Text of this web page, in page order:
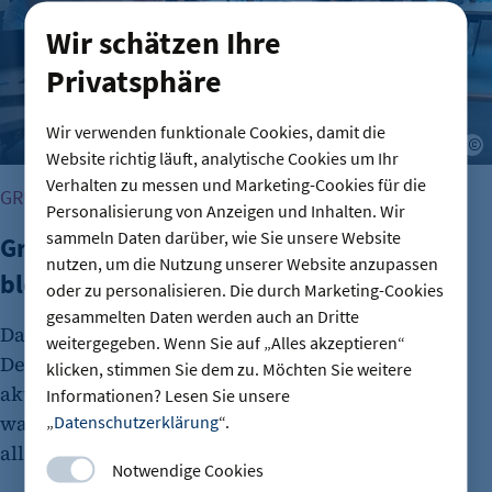
Wir schätzen Ihre
Privatsphäre
Wir verwenden funktionale Cookies, damit die
Website richtig läuft, analytische Cookies um Ihr
Verhalten zu messen und Marketing-Cookies für die
Personalisierung von Anzeigen und Inhalten. Wir
sammeln Daten darüber, wie Sie unsere Website
nutzen, um die Nutzung unserer Website anzupassen
oder zu personalisieren. Die durch Marketing-Cookies
gesammelten Daten werden auch an Dritte
weitergegeben. Wenn Sie auf „Alles akzeptieren“
klicken, stimmen Sie dem zu. Möchten Sie weitere
Informationen? Lesen Sie unsere
„Datenschutzerklärung“.
Notwendige Cookies
GRÜNDUNG
Gründungszahlen steigen, Bürokratie
bleibt größte Hürde
Das Interesse an Unternehmensgründungen in
Deutschland nimmt wieder zu. Dies zeigt der
aktuelle DIHK-Gründungsreport. Viele Menschen
wagen den Schritt in die Selbstständigkeit
allerdings aus wirtschaftlicher Unsicherheit.